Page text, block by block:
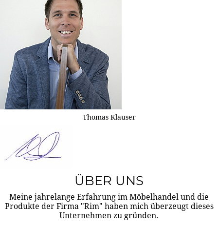
Thomas Klauser
ÜBER UNS
Meine jahrelange Erfahrung im Möbelhandel und die
Produkte der Firma "Rim" haben mich überzeugt dieses
Unternehmen zu gründen.